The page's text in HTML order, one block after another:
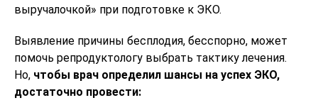
выручалочкой» при подготовке к ЭКО.
Выявление причины бесплодия, бесспорно, может
помочь репродуктологу выбрать тактику лечения.
Но, чтобы врач определил шансы на успех ЭКО,
достаточно провести: